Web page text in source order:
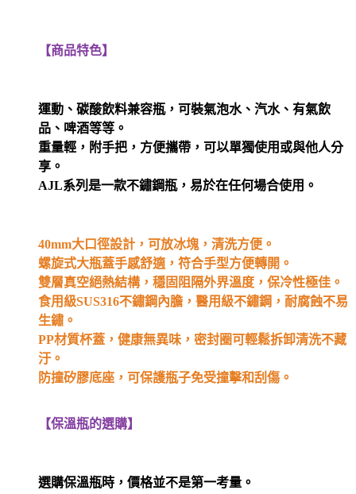
【商品特色】
運動、碳酸飲料兼容瓶，可裝氣泡水、汽水、有氣飲
品、啤酒等等。
重量輕，附手把，方便攜帶，可以單獨使用或與他人分
享。
AJL系列是一款不鏽鋼瓶，易於在任何場合使用。
40mm大口徑設計，可放冰塊，清洗方便。
螺旋式大瓶蓋手感舒適，符合手型方便轉開。
雙層真空絕熱結構，穩固阻隔外界溫度，保冷性極佳。
食用級SUS316不鏽鋼內膽，醫用級不鏽鋼，耐腐蝕不易
生鏽。
PP材質杯蓋，健康無異味，密封圈可輕鬆拆卸清洗不藏
汙。
防撞矽膠底座，可保護瓶子免受撞擊和刮傷。
【保溫瓶的選購】
選購保溫瓶時，價格並不是第一考量。